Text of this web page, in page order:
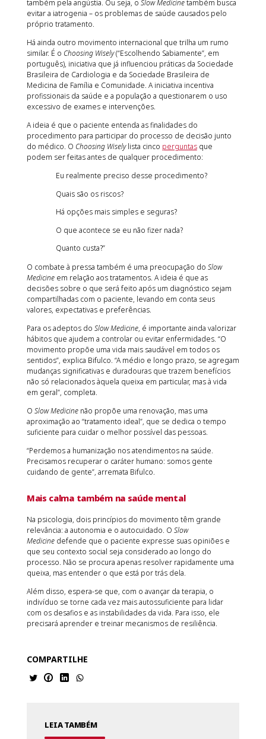
também pela angústia. Ou seja, o Slow Medicinetambém busca
evitar a iatrogenia – os problemas de saúde causados pelo
próprio tratamento.
Há ainda outro movimento internacional que trilha um rumo
similar. É o Choosing Wisely(“Escolhendo Sabiamente”, em
português), iniciativa que já influenciou práticas da Sociedade
Brasileira de Cardiologia e da Sociedade Brasileira de
Medicina de Família e Comunidade. A iniciativa incentiva
profissionais da saúde e a população a questionarem o uso
excessivo de exames e intervenções.
A ideia é que o paciente entenda as finalidades do
procedimento para participar do processo de decisão junto
do médico. O Choosing Wiselylista cinco perguntasque
podem ser feitas antes de qualquer procedimento:
Eu realmente preciso desse procedimento?
Quais são os riscos?
Há opções mais simples e seguras?
O que acontece se eu não fizer nada?
Quanto custa?”
O combate à pressa também é uma preocupação do Slow
Medicineem relação aos tratamentos. A ideia é que as
decisões sobre o que será feito após um diagnóstico sejam
compartilhadas com o paciente, levando em conta seus
valores, expectativas e preferências.
Para os adeptos do Slow Medicine, é importante ainda valorizar
hábitos que ajudem a controlar ou evitar enfermidades. “O
movimento propõe uma vida mais saudável em todos os
sentidos”, explica Bifulco. “A médio e longo prazo, se agregam
mudanças significativas e duradouras que trazem benefícios
não só relacionados àquela queixa em particular, mas à vida
em geral”, completa.
O Slow Medicinenão propõe uma renovação, mas uma
aproximação ao “tratamento ideal”, que se dedica o tempo
suficiente para cuidar o melhor possível das pessoas.
“Perdemos a humanização nos atendimentos na saúde.
Precisamos recuperar o caráter humano: somos gente
cuidando de gente”, arremata Bifulco.
Mais calma também na saúde mental
Na psicologia, dois princípios do movimento têm grande
relevância: a autonomia e o autocuidado. O Slow
Medicinedefende que o paciente expresse suas opiniões e
que seu contexto social seja considerado ao longo do
processo. Não se procura apenas resolver rapidamente uma
queixa, mas entender o que está por trás dela.
Além disso, espera-se que, com o avançar da terapia, o
indivíduo se torne cada vez mais autossuficiente para lidar
com os desafios e as instabilidades da vida. Para isso, ele
precisará aprender e treinar mecanismos de resiliência.
COMPARTILHE
LEIA TAMBÉM